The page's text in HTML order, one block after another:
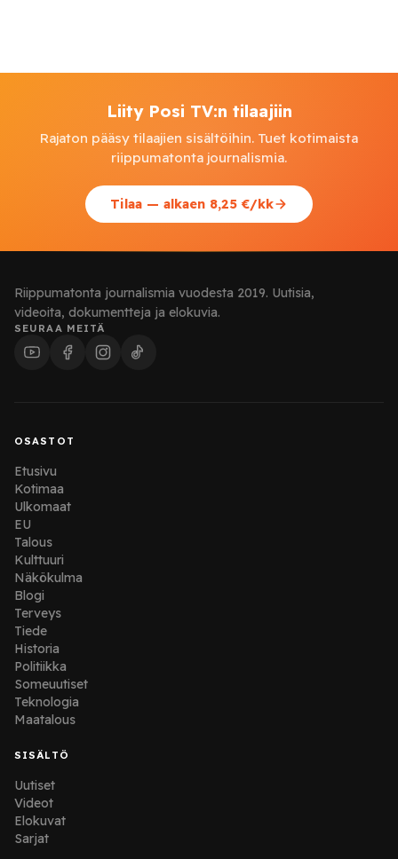
Liity Posi TV:n tilaajiin
Rajaton pääsy tilaajien sisältöihin. Tuet kotimaista
riippumatonta journalismia.
Tilaa — alkaen 8,25 €/kk
Riippumatonta journalismia vuodesta 2019. Uutisia,
videoita, dokumentteja ja elokuvia.
SEURAA MEITÄ
OSASTOT
Etusivu
Kotimaa
Ulkomaat
EU
Talous
Kulttuuri
Näkökulma
Blogi
Terveys
Tiede
Historia
Politiikka
Someuutiset
Teknologia
Maatalous
SISÄLTÖ
Uutiset
Videot
Elokuvat
Sarjat